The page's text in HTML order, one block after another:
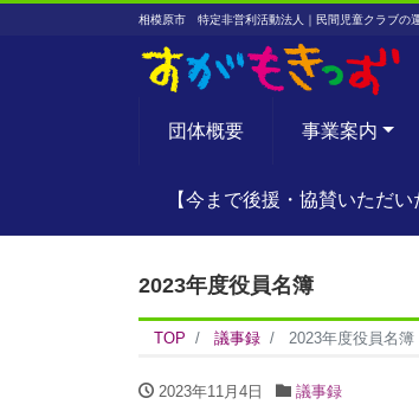
相模原市 特定非営利活動法人｜民間児童クラブの
団体概要 事業案内
【今まで後援・協賛いただい
2023年度役員名簿
TOP 議事録 2023年度役員名簿
2023年11月4日 議事録